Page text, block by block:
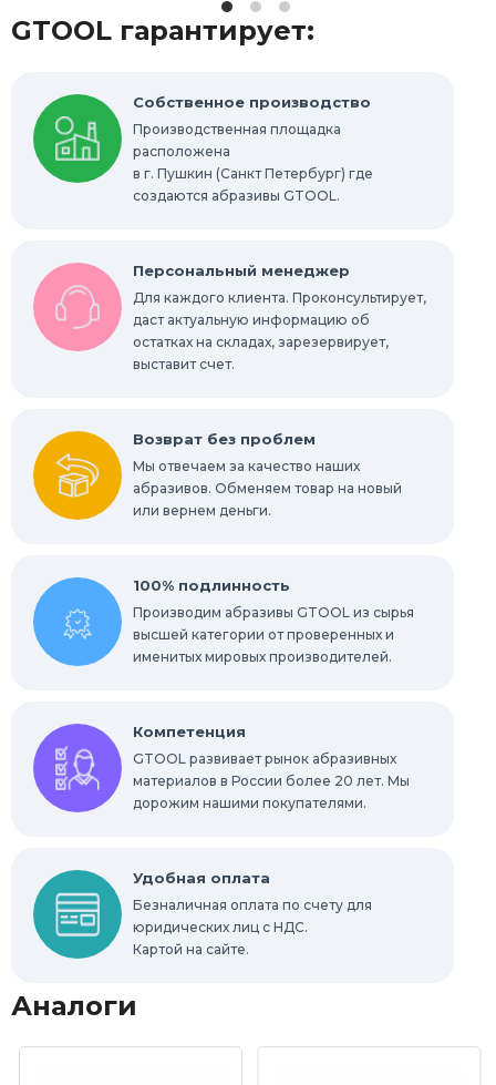
Распродажа Выгодная цена
Шлифовально-полировальные станки
Запасные части
GTOOL гарантирует:
Собственное производство
Производственная площадка
расположена
в г. Пушкин (Санкт Петербург) где
создаются абразивы GTOOL.
Персональный менеджер
Для каждого клиента. Проконсультирует,
даст актуальную информацию об
остатках на складах, зарезервирует,
выставит счет.
Возврат без проблем
Мы отвечаем за качество наших
абразивов. Обменяем товар на новый
или вернем деньги.
100% подлинность
Производим абразивы GTOOL из сырья
высшей категории от проверенных и
именитых мировых производителей.
Компетенция
GTOOL развивает рынок абразивных
материалов в России более 20 лет. Мы
дорожим нашими покупателями.
Удобная оплата
Безналичная оплата по счету для
юридических лиц с НДС.
Картой на сайте.
Аналоги